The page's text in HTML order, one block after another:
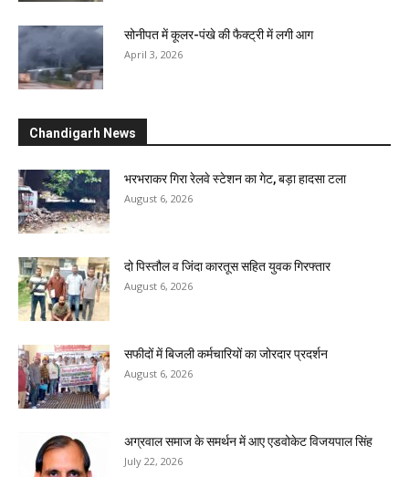
सोनीपत में कूलर-पंखे की फैक्ट्री में लगी आग
April 3, 2026
Chandigarh News
भरभराकर गिरा रेलवे स्टेशन का गेट, बड़ा हादसा टला
August 6, 2026
दो पिस्तौल व जिंदा कारतूस सहित युवक गिरफ्तार
August 6, 2026
सफीदों में बिजली कर्मचारियों का जोरदार प्रदर्शन
August 6, 2026
अग्रवाल समाज के समर्थन में आए एडवोकेट विजयपाल सिंह
July 22, 2026